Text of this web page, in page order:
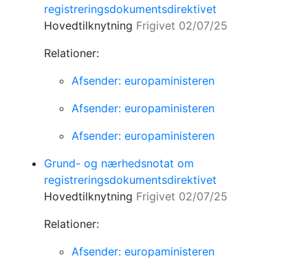
registreringsdokumentsdirektivet
Hovedtilknytning Frigivet 02/07/25
Relationer:
Afsender: europaministeren
Afsender: europaministeren
Afsender: europaministeren
Grund- og nærhedsnotat om
registreringsdokumentsdirektivet
Hovedtilknytning Frigivet 02/07/25
Relationer:
Afsender: europaministeren